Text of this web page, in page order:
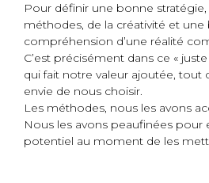
Pour définir une bonne stratégie,
méthodes, de la créativité et une
compréhension d’une réalité
C’est précisément dans ce «
qui fait notre valeur ajoutée, tout
envie de nous choisir.
Les méthodes, nous les avons
Nous les avons peaufinées pour
potentiel au moment de les